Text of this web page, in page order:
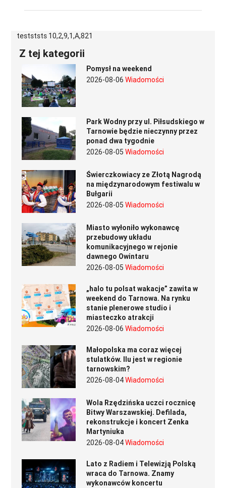
testststs 10,2,9,1,A,821
Z tej kategorii
Pomysł na weekend
2026-08-06 Wiadomości
Park Wodny przy ul. Piłsudskiego w
Tarnowie będzie nieczynny przez
ponad dwa tygodnie
2026-08-05 Wiadomości
Świerczkowiacy ze Złotą Nagrodą
na międzynarodowym festiwalu w
Bułgarii
2026-08-05 Wiadomości
Miasto wyłoniło wykonawcę
przebudowy układu
komunikacyjnego w rejonie
dawnego Owintaru
2026-08-05 Wiadomości
„halo tu polsat wakacje” zawita w
weekend do Tarnowa. Na rynku
stanie plenerowe studio i
miasteczko atrakcji
2026-08-06 Wiadomości
Małopolska ma coraz więcej
stulatków. Ilu jest w regionie
tarnowskim?
2026-08-04Wiadomości
Wola Rzędzińska uczci rocznicę
Bitwy Warszawskiej. Defilada,
rekonstrukcje i koncert Zenka
Martyniuka
2026-08-04Wiadomości
Lato z Radiem i Telewizją Polską
wraca do Tarnowa. Znamy
wykonawców koncertu